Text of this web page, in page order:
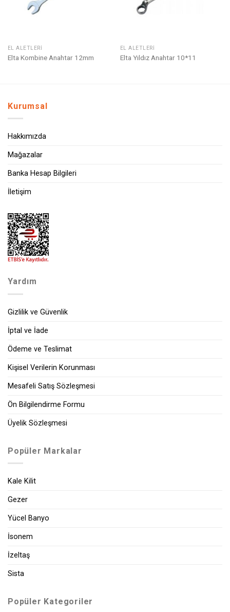
EL ALETLERI
Elta Kombine Anahtar 12mm
EL ALETLERI
Elta Yıldız Anahtar 10*11
Kurumsal
Hakkımızda
Mağazalar
Banka Hesap Bilgileri
İletişim
Yardım
Gizlilik ve Güvenlik
İptal ve İade
Ödeme ve Teslimat
Kişisel Verilerin Korunması
Mesafeli Satış Sözleşmesi
Ön Bilgilendirme Formu
Üyelik Sözleşmesi
Popüler Markalar
Kale Kilit
Gezer
Yücel Banyo
İsonem
İzeltaş
Sista
Popüler Kategoriler